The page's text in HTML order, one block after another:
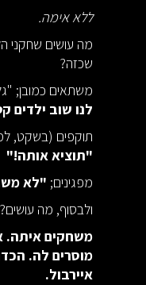
ללא אימה.
מה עושים שחקני
שכזה?
משתאים כמובן;
לנו שוב ילדים
תוקפים (בשקט,
"תוציא אותה!"
מפגינים; "לא
ולבסוף, מה עושים?
משחקים איתה.
מוסרים לה.
איירבול.